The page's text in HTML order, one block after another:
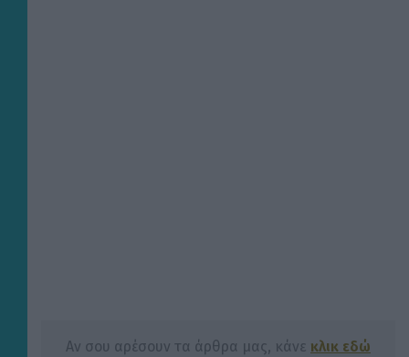
Αν σου αρέσουν τα άρθρα μας, κάνε κλικ εδώ